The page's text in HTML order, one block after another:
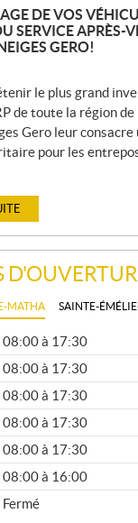
DE VOS
SERVICE APRÈS-
GERO!
le plus grand
de toute la région de
Gero leur consacre
pour les
MATHA SAINTE-
08:00 à 17:30
08:00 à 17:30
08:00 à 17:30
08:00 à 17:30
08:00 à 17:30
08:00 à 16:00
Fermé